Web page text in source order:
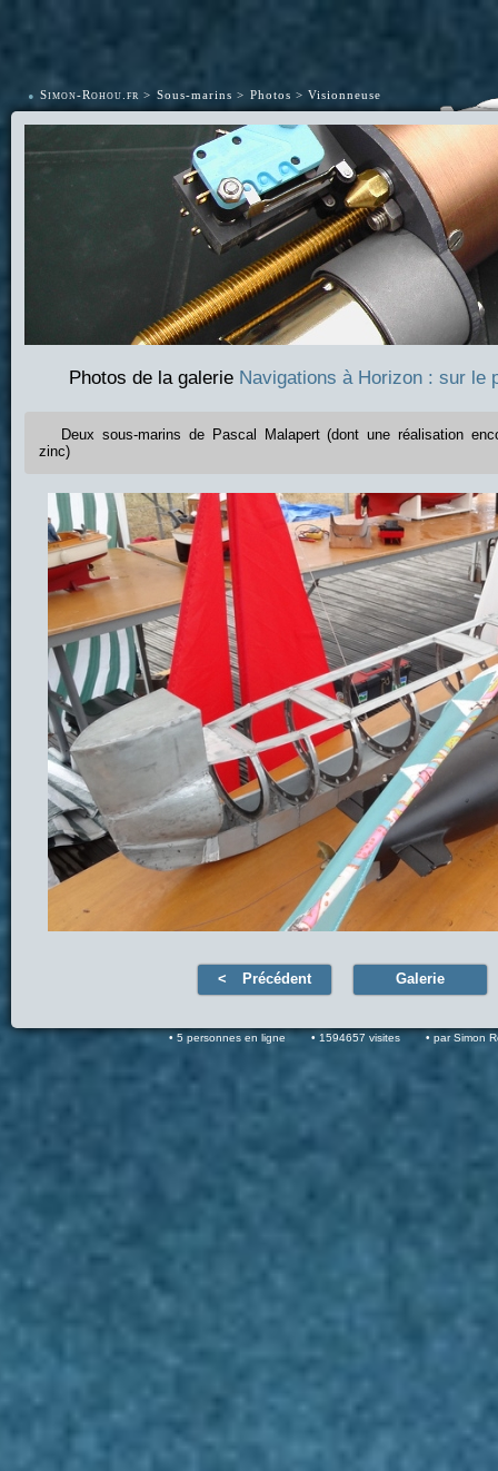
• Simon-Rohou.fr Sous-marins Photos Visionneuse
Photos de la galerie Navigations à Horizon : sur le
Deux sous-marins de Pascal Malapert (dont une réalisation
zinc)
Précédent Galerie
5 personnes en ligne 1594657 visites par Simon